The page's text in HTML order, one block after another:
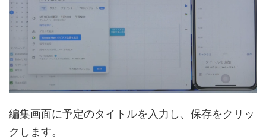
編集画面に予定のタイトルを入力し、保存をクリッ
クします。